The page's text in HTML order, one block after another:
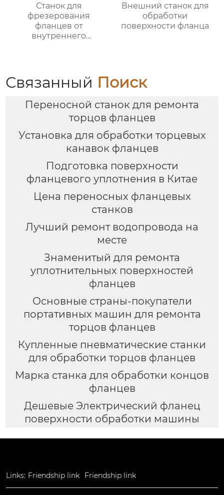
Станок для
фрезерования
фланцев от
внутреннего
Внешний станок для
обработки
поверхности фланца
Связанный Поиск
Переносной станок для ремонта
торцов фланцев
Установка для обработки торцевых
канавок фланцев
Подготовка поверхности
фланцевого уплотнения в Китае
Цена переносных фланцевых
станков
Лучший ремонт водопровода на
месте
Знаменитый для ремонта
уплотнительных поверхностей
фланцев
Основные страны-покупатели
портативных машин для ремонта
торцов фланцев
Купленные пневматические станки
для обработки торцов фланцев
Марка станка для обработки концов
фланцев
Дешевые Электрический фланец
поверхности обработки машины
Links: Friendship link Friendship link